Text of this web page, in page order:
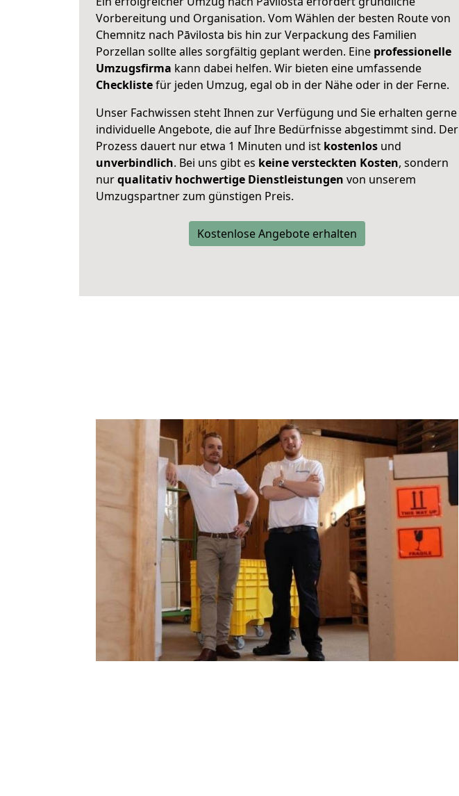
Vorbereitung und Organisation. Vom Wählen der besten Route von
Chemnitz nach Pāvilosta bis hin zur Verpackung des Familien
Porzellan sollte alles sorgfältig geplant werden. Eine professionelle
Umzugsfirma kann dabei helfen. Wir bieten eine umfassende
Checklistefür jeden Umzug, egal ob in der Nähe oder in der Ferne.
Unser Fachwissen steht Ihnen zur Verfügung und Sie erhalten gerne
individuelle Angebote, die auf Ihre Bedürfnisse abgestimmt sind. Der
Prozess dauert nur etwa 1 Minuten und ist kostenlos und
unverbindlich. Bei uns gibt es keine versteckten Kosten, sondern
nurqualitativ hochwertige Dienstleistungen von unserem
Umzugspartner zum günstigen Preis.
Kostenlose Angebote erhalten